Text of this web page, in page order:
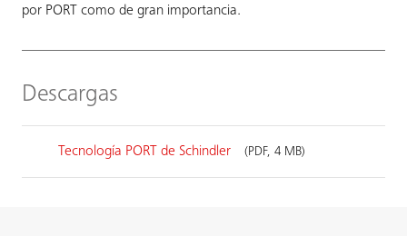
por PORT como de gran importancia.
Descargas
Tecnología PORT de Schindler (PDF, 4 MB)